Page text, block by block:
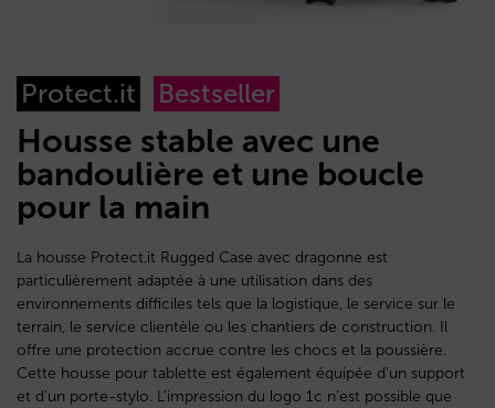
Protect.it Bestseller
Housse stable avec une
bandoulière et une boucle
pour la main
La housse Protect.it Rugged Case avec dragonne est
particulièrement adaptée à une utilisation dans des
environnements difficiles tels que la logistique, le service sur le
terrain, le service clientèle ou les chantiers de construction. Il
offre une protection accrue contre les chocs et la poussière.
Cette housse pour tablette est également équipée d’un support
et d’un porte-stylo. L’impression du logo 1c n’est possible que